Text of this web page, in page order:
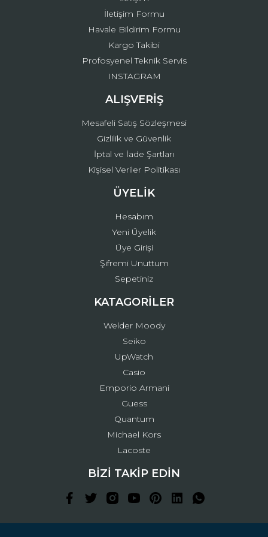
Gönder
İletişim Formu
Havale Bildirim Formu
Kargo Takibi
Profosyenel Teknik Servis
INSTAGRAM
ALIŞVERİŞ
Mesafeli Satış Sözleşmesi
Gizlilik ve Güvenlik
İptal ve İade Şartları
Kişisel Veriler Politikası
ÜYELİK
Hesabım
Yeni Üyelik
Üye Girişi
Şifremi Unuttum
Sepetiniz
KATAGORİLER
Welder Moody
Seiko
UpWatch
Casio
Emporio Armani
Guess
Quantum
Michael Kors
Lacoste
BİZİ TAKİP EDİN